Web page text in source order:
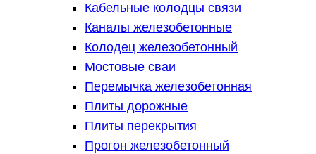
Кабельные колодцы связи
Каналы железобетонные
Колодец железобетонный
Мостовые сваи
Перемычка железобетонная
Плиты дорожные
Плиты перекрытия
Прогон железобетонный